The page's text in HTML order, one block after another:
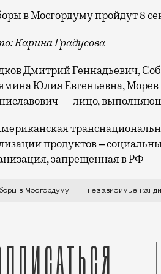
в Мосгордуму пройдут 8
Карина Градусова
Дмитрий Геннадьевич,
Юлия Евгеньевна,
— лицо,
продуктов ‒
запрещенная в РФ
в Мосгордуму независимые